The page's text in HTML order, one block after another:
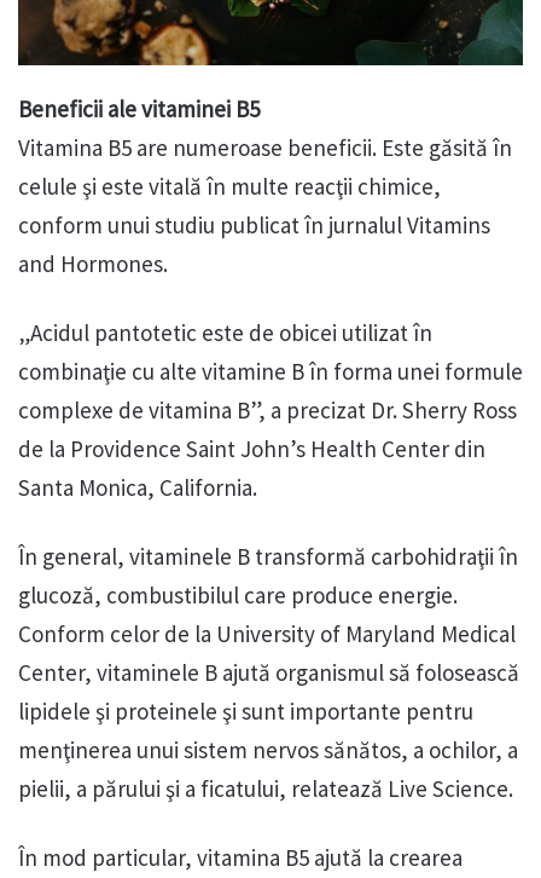
Beneficii ale vitaminei B5
Vitamina B5 are numeroase beneficii. Este găsită în
celule şi este vitală în multe reacţii chimice,
conform unui studiu publicat în jurnalul Vitamins
and Hormones.
„Acidul pantotetic este de obicei utilizat în
combinaţie cu alte vitamine B în forma unei formule
complexe de vitamina B”, a precizat Dr. Sherry Ross
de la Providence Saint John’s Health Center din
Santa Monica, California.
În general, vitaminele B transformă carbohidraţii în
glucoză, combustibilul care produce energie.
Conform celor de la University of Maryland Medical
Center, vitaminele B ajută organismul să folosească
lipidele şi proteinele şi sunt importante pentru
menţinerea unui sistem nervos sănătos, a ochilor, a
pielii, a părului şi a ficatului, relatează Live Science.
În mod particular, vitamina B5 ajută la crearea